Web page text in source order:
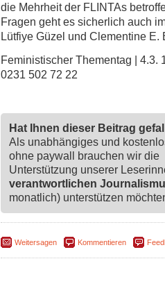
die Mehrheit der FLINTAs
Fragen geht es sicherlich auch
Lütfiye Güzel und Clementine E.
Feministischer Thementag | 4.3.
0231 502 72 22
Hat Ihnen dieser Beitrag
Als unabhängiges und
ohne paywall brauchen wir die
Unterstützung unserer
verantwortlichen
monatlich) unterstützen
Weitersagen Kommentieren